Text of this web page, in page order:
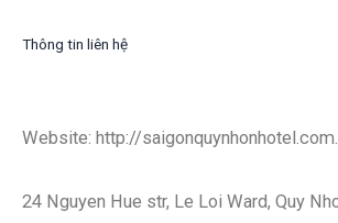
Thông tin liên hệ
Website: http://
24 Nguyen Hue str, Le Loi Ward, Quy